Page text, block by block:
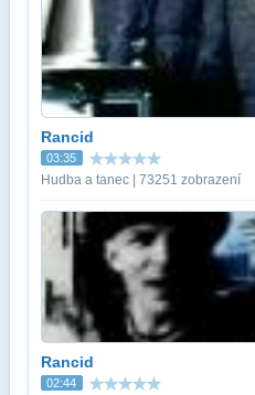
Rancid
03:35
Hudba a tanec | 73251 zobrazení
Rancid
02:44